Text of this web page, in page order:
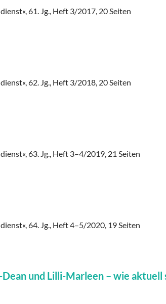
61. Jg., Heft 3/2017, 20 Seiten
62. Jg., Heft 3/2018, 20 Seiten
63. Jg., Heft 3–4/2019, 21 Seiten
64. Jg., Heft 4–5/2020, 19 Seiten
und Lilli-Marleen – wie aktuell